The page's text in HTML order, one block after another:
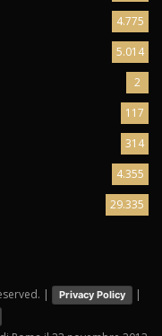
4.775
5.014
2
117
314
4.355
29.335
| Privacy Policy |